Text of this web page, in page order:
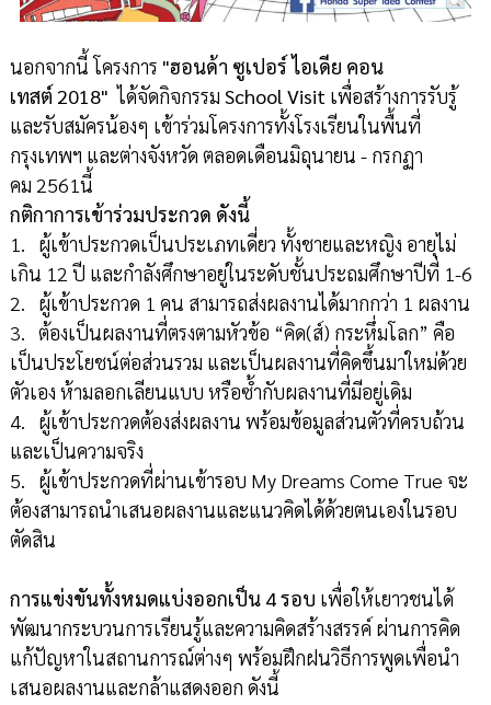
นอกจากนี้ โครงการ "ฮอนด้า ซูเปอร์ ไอเดีย คอน
เทสต์ 2018" ได้จัดกิจกรรม School Visit เพื่อสร้างการรับรู้
และรับสมัครน้องๆ เข้าร่วมโครงการทั้งโรงเรียนในพื้นที่
กรุงเทพฯ และต่างจังหวัด ตลอดเดือนมิถุนายน - กรกฏา
คม 2561นี้
กติกาการเข้าร่วมประกวด ดังนี้
1. ผู้เข้าประกวดเป็นประเภทเดี่ยว ทั้งชายและหญิง อายุไม่
เกิน 12 ปี และกำลังศึกษาอยู่ในระดับชั้นประถมศึกษาปีที่ 1-6
2. ผู้เข้าประกวด 1 คน สามารถส่งผลงานได้มากกว่า 1 ผลงาน
3. ต้องเป็นผลงานที่ตรงตามหัวข้อ “คิด(ส์) กระหึ่มโลก” คือ
เป็นประโยชน์ต่อส่วนรวม และเป็นผลงานที่คิดขึ้นมาใหม่ด้วย
ตัวเอง ห้ามลอกเลียนแบบ หรือซ้ำกับผลงานที่มีอยู่เดิม
4. ผู้เข้าประกวดต้องส่งผลงาน พร้อมข้อมูลส่วนตัวที่ครบถ้วน
และเป็นความจริง
5. ผู้เข้าประกวดที่ผ่านเข้ารอบ My Dreams Come True จะ
ต้องสามารถนำเสนอผลงานและแนวคิดได้ด้วยตนเองในรอบ
ตัดสิน
การแข่งขันทั้งหมดแบ่งออกเป็น4 รอบ เพื่อให้เยาวชนได้
พัฒนากระบวนการเรียนรู้และความคิดสร้างสรรค์ ผ่านการคิด
แก้ปัญหาในสถานการณ์ต่างๆ พร้อมฝึกฝนวิธีการพูดเพื่อนำ
เสนอผลงานและกล้าแสดงออก ดังนี้